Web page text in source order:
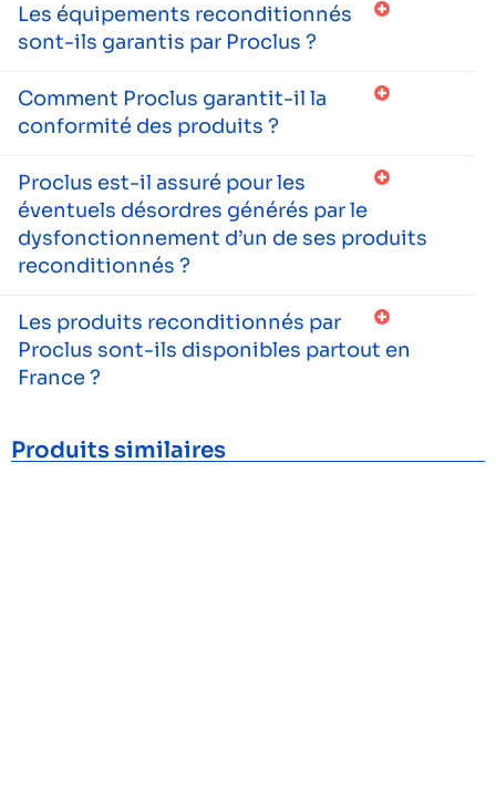
Les équipements reconditionnés
sont-ils garantis par Proclus ?
Comment Proclus garantit-il la
conformité des produits ?
Proclus est-il assuré pour les
éventuels désordres générés par le
dysfonctionnement d’un de ses produits
reconditionnés ?
Les produits reconditionnés par
Proclus sont-ils disponibles partout en
France ?
Produits similaires